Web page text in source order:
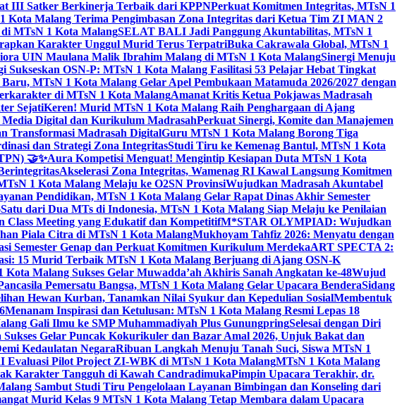
III Satker Berkinerja Terbaik dari KPPNPerkuat Komitmen Integritas, MTsN 1
Kota Malang Terima Pengimbasan Zona Integritas dari Ketua Tim ZI MAN 2
MTsN 1 Kota MalangSELAT BALI Jadi Panggung Akuntabilitas, MTsN 1
Karakter Unggul Murid Terus TerpatriBuka Cakrawala Global, MTsN 1
UIN Maulana Malik Ibrahim Malang di MTsN 1 Kota MalangSinergi Menuju
Sukseskan OSN-P: MTsN 1 Kota Malang Fasilitasi 53 Pelajar Hebat Tingkat
MTsN 1 Kota Malang Gelar Apel Pembukaan Matamuda 2026/2027 dengan
di MTsN 1 Kota MalangAmanat Kritis Ketua Pokjawas Madrasah
SejatiKeren! Murid MTsN 1 Kota Malang Raih Penghargaan di Ajang
Digital dan Kurikulum MadrasahPerkuat Sinergi, Komite dan Manajemen
Transformasi Madrasah DigitalGuru MTsN 1 Kota Malang Borong Tiga
dan Strategi Zona IntegritasStudi Tiru ke Kemenag Bantul, MTsN 1 Kota
🤝✨Aura Kompetisi Menguat! Mengintip Kesiapan Duta MTsN 1 Kota
Akselerasi Zona Integritas, Wamenag RI Kawal Langsung Komitmen
1 Kota Malang Melaju ke O2SN ProvinsiWujudkan Madrasah Akuntabel
Pendidikan, MTsN 1 Kota Malang Gelar Rapat Dinas Akhir Semester
Satu dari Dua MTs di Indonesia, MTsN 1 Kota Malang Siap Melaju ke Penilaian
Class Meeting yang Edukatif dan KompetitifM*STAR OLYMPIAD: Wujudkan
Piala Citra di MTsN 1 Kota MalangMukhoyam Tahfiz 2026: Menyatu dengan
Semester Genap dan Perkuat Komitmen Kurikulum MerdekaART SPECTA 2:
15 Murid Terbaik MTsN 1 Kota Malang Berjuang di Ajang OSN-K
Malang Sukses Gelar Muwadda’ah Akhiris Sanah Angkatan ke-48Wujud
Pemersatu Bangsa, MTsN 1 Kota Malang Gelar Upacara BenderaSidang
Hewan Kurban, Tanamkan Nilai Syukur dan Kepedulian SosialMembentuk
Menanam Inspirasi dan Ketulusan: MTsN 1 Kota Malang Resmi Lepas 18
Gali Ilmu ke SMP Muhammadiyah Plus GunungpringSelesai dengan Diri
Sukses Gelar Puncak Kokurikuler dan Bazar Amal 2026, Unjuk Bakat dan
Kedaulatan NegaraRibuan Langkah Menuju Tanah Suci, Siswa MTsN 1
Evaluasi Pilot Project ZI-WBK di MTsN 1 Kota MalangMTsN 1 Kota Malang
Karakter Tangguh di Kawah CandradimukaPimpin Upacara Terakhir, dr.
Sambut Studi Tiru Pengelolaan Layanan Bimbingan dan Konseling dari
Murid Kelas 9 MTsN 1 Kota Malang Tetap Membara dalam Upacara